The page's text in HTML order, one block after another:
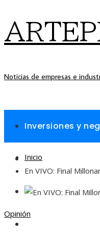
Noticias de empresas e
Inversiones y
Responsabilidad
Cultura y ocio
Inicio
En VIVO: Final
Opinión